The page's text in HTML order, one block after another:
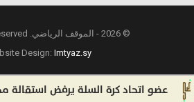
© 2026 - الموقف الرياضي. All Rights Reserved.
Design:Imtyaz.sy
عضو اتحاد كرة السلة يرفض استقالة مدير